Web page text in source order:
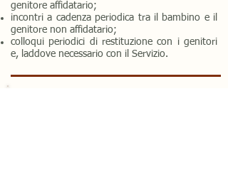
genitore affidatario;
incontri a cadenza periodica tra il bambino e il
genitore non affidatario;
colloqui periodici di restituzione con i genitori
e, laddove necessario con il Servizio.